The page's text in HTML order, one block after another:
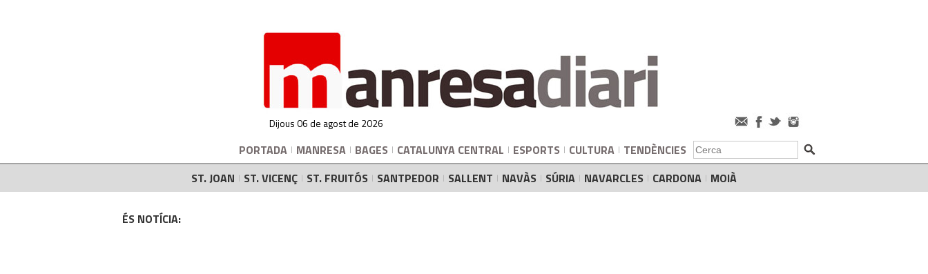
Dijous 06 de agost de 2026
PORTADA MANRESA BAGES CATALUNYA CENTRAL ESPORTS CULTURA TENDÈNCIES
ST. JOAN
ST. VICENÇ ST. FRUITÓS SANTPEDOR SALLENT NAVÀS SÚRIA NAVARCLES CARDONA MOIÀ
ÉS NOTÍCIA: